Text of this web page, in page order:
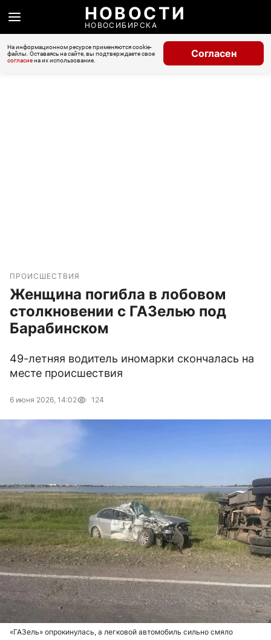
НОВОСТИ
НОВОСИБИРСКА
На информационном ресурсе применяются cookie-
файлы. Оставаясь на сайте, вы подтверждаете свое
согласиена их использование.
Согласен
ПРОИСШЕСТВИЯ
Женщина погибла в лобовом
столкновении с ГАЗелью под
Барабинском
49-летняя водитель иномарки скончалась на
месте происшествия
6 июня 2026, 14:02 124
«ГАЗель» опрокинулась, а легковой автомобиль сильно смяло